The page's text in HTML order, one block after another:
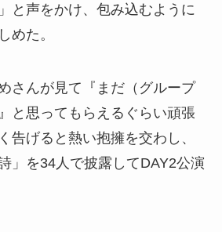
と声をかけ、包み込むように
めた。
さんが見て『まだ（グループ
と思ってもらえるぐらい頑張
告げると熱い抱擁を交わし、
」を34人で披露してDAY2公演